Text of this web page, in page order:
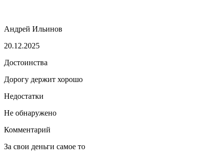
Андрей Ильинов
20.12.2025
Достоинства
Дорогу держит хорошо
Недостатки
Не обнаружено
Комментарий
За свои деньги самое то